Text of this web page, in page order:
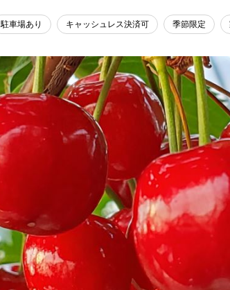
駐車場あり キャッシュレス決済可 季節限定